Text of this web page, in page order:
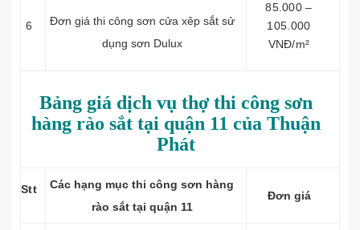
6
Đơn giá thi công sơn cửa xêp sắt sử
dụng sơn Dulux
85.000 –
105.000
VNĐ/m²
Bảng giá dịch vụ thợ thi công sơn
hàng rào sắt tại quận 11 của Thuận
Phát
Stt
Các hạng mục thi công sơn hàng
rào sắt tại quận 11
Đơn giá